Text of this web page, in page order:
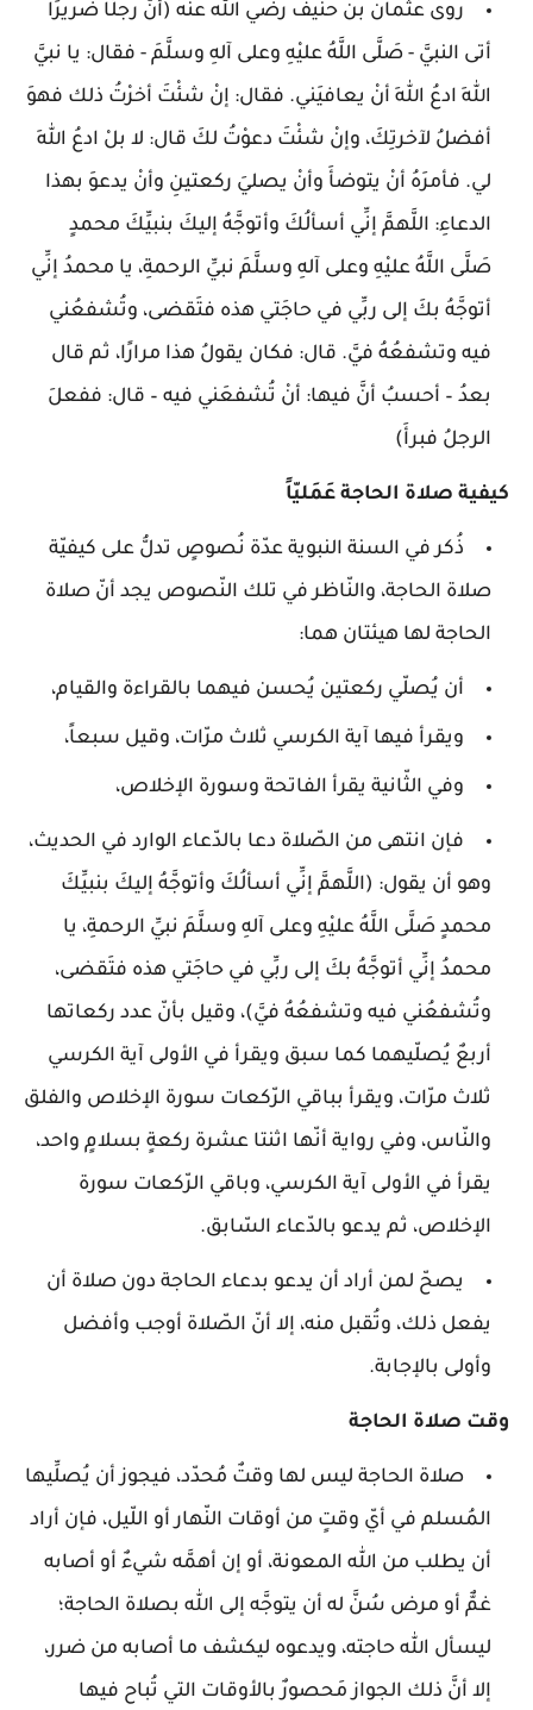
روى عثمان بن حنيف رضي الله عنه (أنَّ رجلًا ضريرًا
أتى النبيَّ - صَلَّى اللَّهُ عليْهِ وعلى آلهِ وسلَّمَ - فقال: يا نبيَّ
اللهِ ادعُ اللهَ أنْ يعافيَني. فقال: إنْ شئْتَ أخرْتُ ذلك فهوَ
أفضلُ لآخرتِكَ، وإنْ شئْتَ دعوْتُ لكَ قال: لا بلْ ادعُ اللهَ
لي. فأمرَهُ أنْ يتوضأَ وأنْ يصليَ ركعتينِ وأنْ يدعوَ بهذا
الدعاءِ: اللَّهمَّ إنِّي أسألُكَ وأتوجَّهُ إليكَ بنبيِّكَ محمدٍ
صَلَّى اللَّهُ عليْهِ وعلى آلهِ وسلَّمَ نبيِّ الرحمةِ، يا محمدُ إنِّي
أتوجَّهُ بكَ إلى ربِّي في حاجَتي هذه فتَقضى، وتُشفعُني
فيه وتشفعُهُ فيَّ. قال: فكان يقولُ هذا مرارًا، ثم قال
بعدُ – أحسبُ أنَّ فيها: أنْ تُشفعَني فيه – قال: ففعلَ
الرجلُ فبرأَ)
كيفية صلاة الحاجة عَمَليّاً
ذُكر في السنة النبوية عدّة نُصوصٍ تدلُّ على كيفيّة
صلاة الحاجة، والنّاظر في تلك النّصوص يجد أنّ صلاة
الحاجة لها هيئتان هما:
أن يُصلّي ركعتين يُحسن فيهما بالقراءة والقيام،
ويقرأ فيها آية الكرسي ثلاث مرّات، وقيل سبعاً،
وفي الثّانية يقرأ الفاتحة وسورة الإخلاص،
فإن انتهى من الصّلاة دعا بالدّعاء الوارد في الحديث،
وهو أن يقول: (اللَّهمَّ إنِّي أسألُكَ وأتوجَّهُ إليكَ بنبيِّكَ
محمدٍ صَلَّى اللَّهُ عليْهِ وعلى آلهِ وسلَّمَ نبيِّ الرحمةِ، يا
محمدُ إنِّي أتوجَّهُ بكَ إلى ربِّي في حاجَتي هذه فتَقضى،
وتُشفعُني فيه وتشفعُهُ فيَّ)، وقيل بأنّ عدد ركعاتها
أربعٌ يُصلّيهما كما سبق ويقرأ في الأولى آية الكرسي
ثلاث مرّات، ويقرأ بباقي الرّكعات سورة الإخلاص والفلق
والنّاس، وفي رواية أنّها اثنتا عشرة ركعةٍ بسلامٍ واحد،
يقرأ في الأولى آية الكرسي، وباقي الرّكعات سورة
الإخلاص، ثم يدعو بالدّعاء السّابق.
يصحّ لمن أراد أن يدعو بدعاء الحاجة دون صلاة أن
يفعل ذلك، وتُقبل منه، إلا أنّ الصّلاة أوجب وأفضل
وأولى بالإجابة.
وقت صلاة الحاجة
صلاة الحاجة ليس لها وقتٌ مُحدّد، فيجوز أن يُصلِّيها
المُسلم في أيّ وقتٍ من أوقات النّهار أو اللّيل، فإن أراد
أن يطلب من الله المعونة، أو إن أهمَّه شيءٌ أو أصابه
غمٌّ أو مرض سُنَّ له أن يتوجَّه إلى الله بصلاة الحاجة؛
ليسأل الله حاجته، ويدعوه ليكشف ما أصابه من ضرر،
إلا أنَّ ذلك الجواز مَحصورٌ بالأوقات التي تُباح فيها